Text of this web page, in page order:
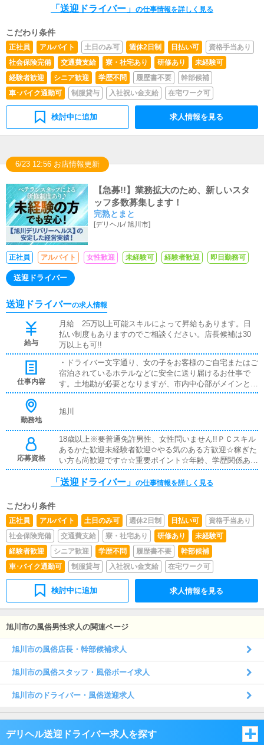
「送迎ドライバー」 の仕事情報を詳しく見る
こだわり条件
正社員 アルバイト 土日のみ可 週休2日制 日払い可
資格手当あり
社会保険完備
交通費支給 寮・社宅あり 研修あり
未経験可
経験者歓迎
シニア歓迎 学歴不問 履歴書不要
幹部候補
車･バイク通勤可
制服貸与 入社祝い金支給 在宅ワーク可
検討中に追加 求人情報を見る
6/23 12:56 お店情報更新
【急募!!】業務拡大のため、新しいスタ
ッフ多数募集します！
完熟とまと
[デリヘル/ 旭川市]
正社員 アルバイト 女性歓迎 未経験可 経験者歓迎 即日勤務可
送迎ドライバー
送迎ドライバーの求人情報
給与
月給 25万以上可能スキルによって昇給もあります。日
払い制度もありますのでご相談ください。店長候補は30
万以上も可!!
仕事内容
・ドライバー文字通り、女の子をお客様のご自宅またはご
宿泊されているホテルなどに安全に送り届けるお仕事で
す。土地勘が必要となりますが、市内中心部がメインとな
りますので、すぐに慣れると思います。・受付スタッフお
ヘル業務の場合、問い合わせ内容が決まってきます。指名
か。ほとんどこの内容ぐらいしか、聞かれません。事前に
電話対応の練習をいたしますので、ご心配ありません。未
経験の方でも一週間あれば簡単に覚えることができます
よ！・ＷＥＢ更新スタッフ簡単なパソコンの作業になりま
す。ネット更新や簡単な画像処理が主な作業となります。
後、店舗展開も予定していますので、独立なども可能で
す!
勤務地
旭川
応募資格
18歳以上※要普通免許男性、女性問いません!!ＰＣスキル
あるかた歓迎未経験者歓迎✩やる気のある方歓迎☆稼ぎた
い方も尚歓迎です☆☆重要ポイント☆年齢、学歴関係あり
ません。履歴書とあなたのやる気を持ってきていただけれ
ば大丈夫です。
「送迎ドライバー」 の仕事情報を詳しく見る
こだわり条件
正社員 アルバイト 土日のみ可 週休2日制 日払い可
資格手当あり
社会保険完備
交通費支給 寮・社宅あり 研修あり
未経験可
経験者歓迎
シニア歓迎 学歴不問 履歴書不要
幹部候補
車･バイク通勤可
制服貸与 入社祝い金支給 在宅ワーク可
検討中に追加 求人情報を見る
旭川市の風俗男性求人の関連ページ
旭川市の風俗店長・幹部候補求人
旭川市の風俗スタッフ・風俗ボーイ求人
旭川市のドライバー・風俗送迎求人
デリヘル送迎ドライバー求人を探す